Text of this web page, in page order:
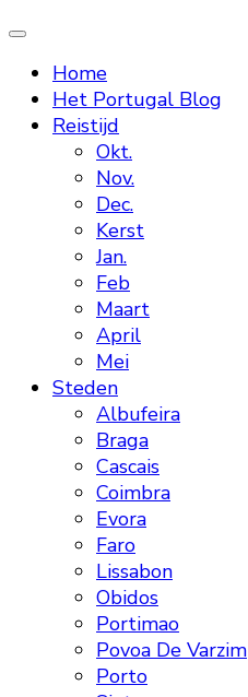
Home
Het Portugal Blog
Reistijd
Okt.
Nov.
Dec.
Kerst
Jan.
Feb
Maart
April
Mei
Steden
Albufeira
Braga
Cascais
Coimbra
Evora
Faro
Lissabon
Obidos
Portimao
Povoa De Varzim
Porto